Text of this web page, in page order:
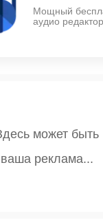
Мощный
аудио редактор